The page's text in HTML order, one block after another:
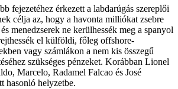
fejezetéhez érkezett a labdarúgás szereplői
célja az, hogy a havonta milliókat zsebre
menedzserek ne kerülhessék meg a spanyol
el külföldi, főleg offshore-
vagy számlákon a nem kis összegű
szükséges pénzeket. Korábban Lionel
Marcelo, Radamel Falcao és José
hasonló helyzetbe.